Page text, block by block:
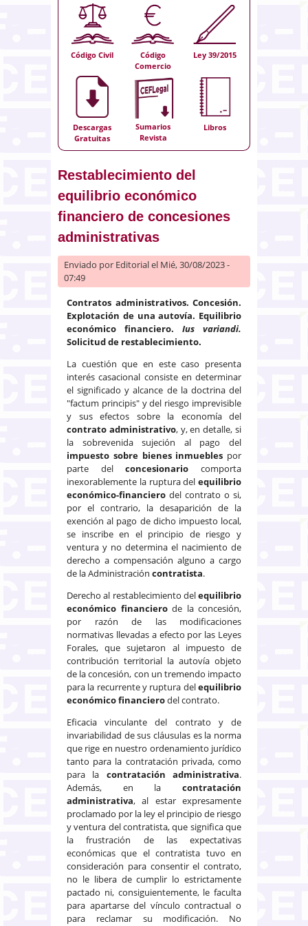
Código Civil
Código
Comercio
Ley 39/2015
Descargas
Gratuitas
Sumarios
Revista
Libros
Restablecimiento del
equilibrio económico
financiero de concesiones
administrativas
Enviado por Editorialel Mié, 30/08/2023 -
07:49
Contratos administrativos. Concesión.
Explotación de una autovía. Equilibrio
económico financiero. Ius variandi.
Solicitud de restablecimiento.
La cuestión que en este caso presenta
interés casacional consiste en determinar
el significado y alcance de la doctrina del
"factum principis" y del riesgo imprevisible
y sus efectos sobre la economía del
contrato administrativo, y, en detalle, si
la sobrevenida sujeción al pago del
impuesto sobre bienes inmuebles por
parte delconcesionario comporta
inexorablemente la ruptura del equilibrio
económico-financiero del contrato o si,
por el contrario, la desaparición de la
exención al pago de dicho impuesto local,
se inscribe en el principio de riesgo y
ventura y no determina el nacimiento de
derecho a compensación alguno a cargo
de la Administración contratista.
Derecho al restablecimiento delequilibrio
económico financierode la concesión,
por razón de las modificaciones
normativas llevadas a efecto por las Leyes
Forales, que sujetaron al impuesto de
contribución territorial la autovía objeto
de la concesión, con un tremendo impacto
para la recurrente y ruptura delequilibrio
económico financierodel contrato.
Eficacia vinculante del contrato y de
invariabilidad de sus cláusulas es la norma
que rige en nuestro ordenamiento jurídico
tanto para la contratación privada, como
para la contratación administrativa.
Además, en la contratación
administrativa, al estar expresamente
proclamado por la ley el principio de riesgo
y ventura del contratista, que significa que
la frustración de las expectativas
económicas que el contratista tuvo en
consideración para consentir el contrato,
no le libera de cumplir lo estrictamente
pactado ni, consiguientemente, le faculta
para apartarse del vínculo contractual o
para reclamar su modificación. No